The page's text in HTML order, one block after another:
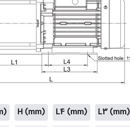
L3 (mm)
L4 (mm)
H (mm)